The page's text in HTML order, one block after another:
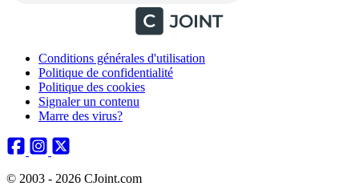
Conditions générales d'utilisation
Politique de confidentialité
Politique des cookies
Signaler un contenu
Marre des virus?
© 2003 - 2026 CJoint.com